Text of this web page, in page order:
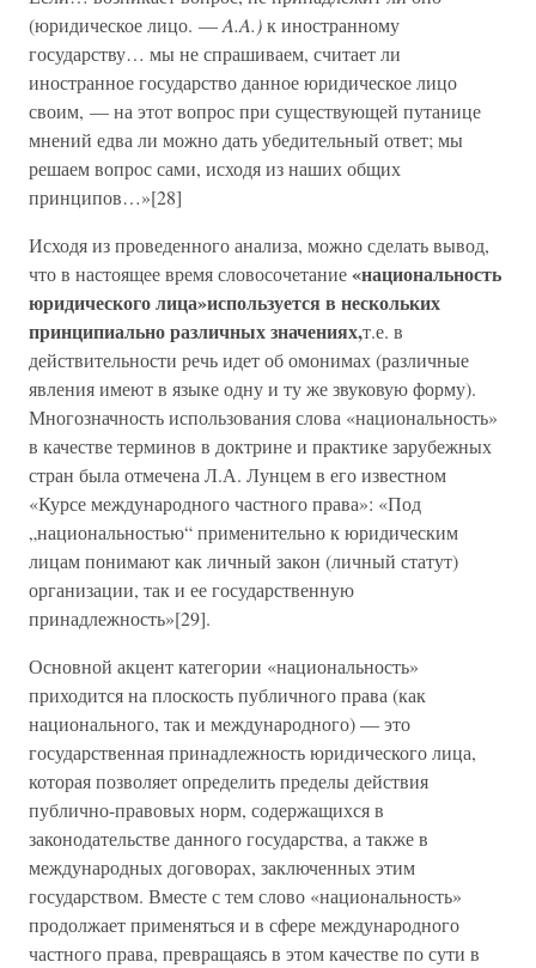
(юридическое лицо. —A.A.)к иностранному
государству… мы не спрашиваем, считает ли
иностранное государство данное юридическое лицо
своим, — на этот вопрос при существующей путанице
мнений едва ли можно дать убедительный ответ; мы
решаем вопрос сами, исходя из наших общих
принципов…»[28]
Исходя из проведенного анализа, можно сделать вывод,
что в настоящее время словосочетание«национальность
юридического лица»используется в нескольких
принципиально различных значениях,т.е. в
действительности речь идет об омонимах (различные
явления имеют в языке одну и ту же звуковую форму).
Многозначность использования слова «национальность»
в качестве терминов в доктрине и практике зарубежных
стран была отмечена Л.А. Лунцем в его известном
«Курсе международного частного права»: «Под
„национальностью“ применительно к юридическим
лицам понимают как личный закон (личный статут)
организации, так и ее государственную
принадлежность»[29].
Основной акцент категории «национальность»
приходится на плоскость публичного права (как
национального, так и международного) — это
государственная принадлежность юридического лица,
которая позволяет определить пределы действия
публично-правовых норм, содержащихся в
законодательстве данного государства, а также в
международных договорах, заключенных этим
государством. Вместе с тем слово «национальность»
продолжает применяться и в сфере международного
частного права, превращаясь в этом качестве по сути в